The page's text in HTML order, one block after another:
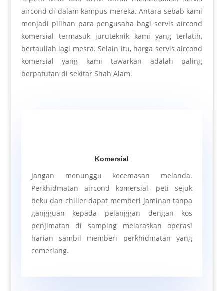
aircond di dalam kampus mereka. Antara sebab kami
menjadi pilihan para pengusaha bagi servis aircond
komersial termasuk juruteknik kami yang terlatih,
bertauliah lagi mesra. Selain itu, harga servis aircond
komersial yang kami tawarkan adalah paling
berpatutan di sekitar Shah Alam.
Komersial
Jangan menunggu kecemasan melanda.
Perkhidmatan aircond komersial, peti sejuk
beku dan chiller dapat memberi jaminan tanpa
gangguan kepada pelanggan dengan kos
penjimatan di samping melaraskan operasi
harian sambil memberi perkhidmatan yang
cemerlang.